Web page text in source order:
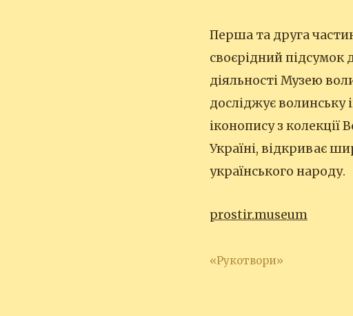
Перша та друга
своєрідний підсумок
діяльності Музею
досліджує волинську
іконопису з
Україні, відкриває
українського народу.
prostir.museum
«Рукотвори»